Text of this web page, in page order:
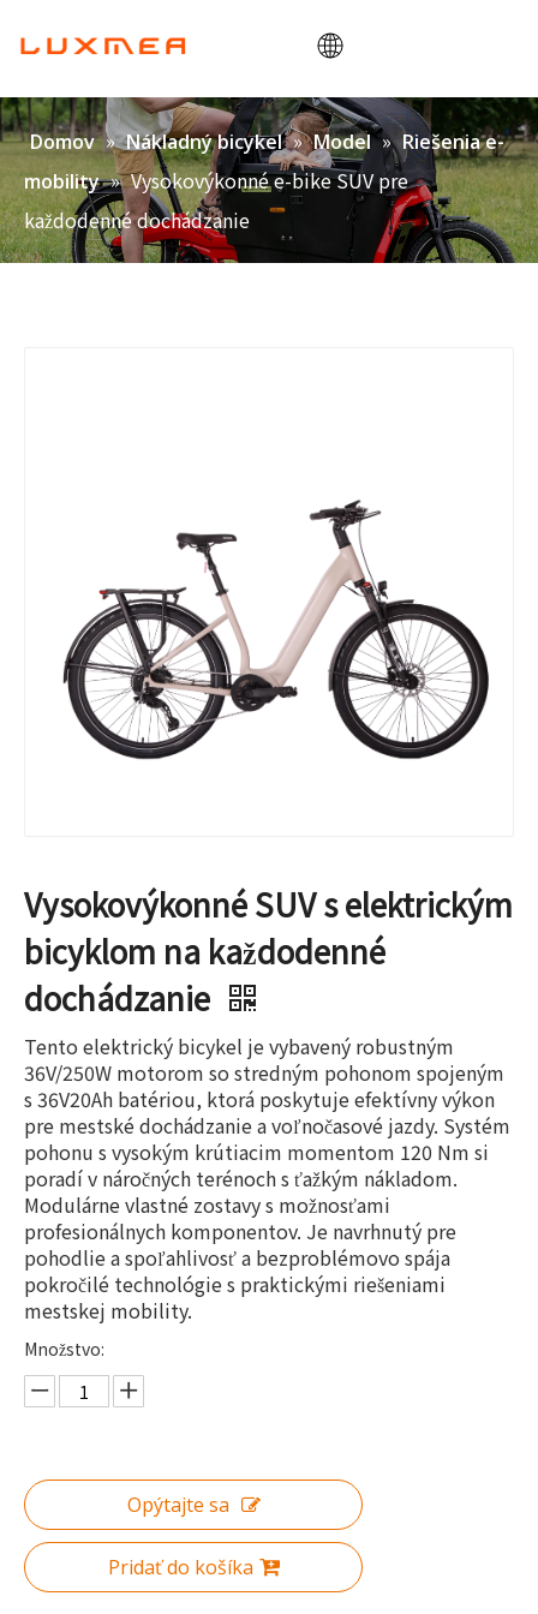
Domov
Spoločnosť
Cargobike
Utility
Domov » Nákladný bicykel » Model » Riešenia e-
mobility » Vysokovýkonné e-bike SUV pre
každodenné dochádzanie
Vysokovýkonné SUV s elektrickým
bicyklom na každodenné
dochádzanie
Tento elektrický bicykel je vybavený robustným
36V/250W motorom so stredným pohonom spojeným
s 36V20Ah batériou, ktorá poskytuje efektívny výkon
pre mestské dochádzanie a voľnočasové jazdy. Systém
pohonu s vysokým krútiacim momentom 120 Nm si
poradí v náročných terénoch s ťažkým nákladom.
Modulárne vlastné zostavy s možnosťami
profesionálnych komponentov. Je navrhnutý pre
pohodlie a spoľahlivosť a bezproblémovo spája
pokročilé technológie s praktickými riešeniami
mestskej mobility.
Množstvo:
Opýtajte sa
Pridať do košíka